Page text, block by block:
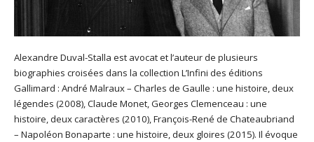
Alexandre Duval-Stalla est avocat et l’auteur de plusieurs
biographies croisées dans la collection L’Infini des éditions
Gallimard : André Malraux – Charles de Gaulle : une histoire, deux
légendes (2008), Claude Monet, Georges Clemenceau : une
histoire, deux caractères (2010), François-René de Chateaubriand
– Napoléon Bonaparte : une histoire, deux gloires (2015). Il évoque